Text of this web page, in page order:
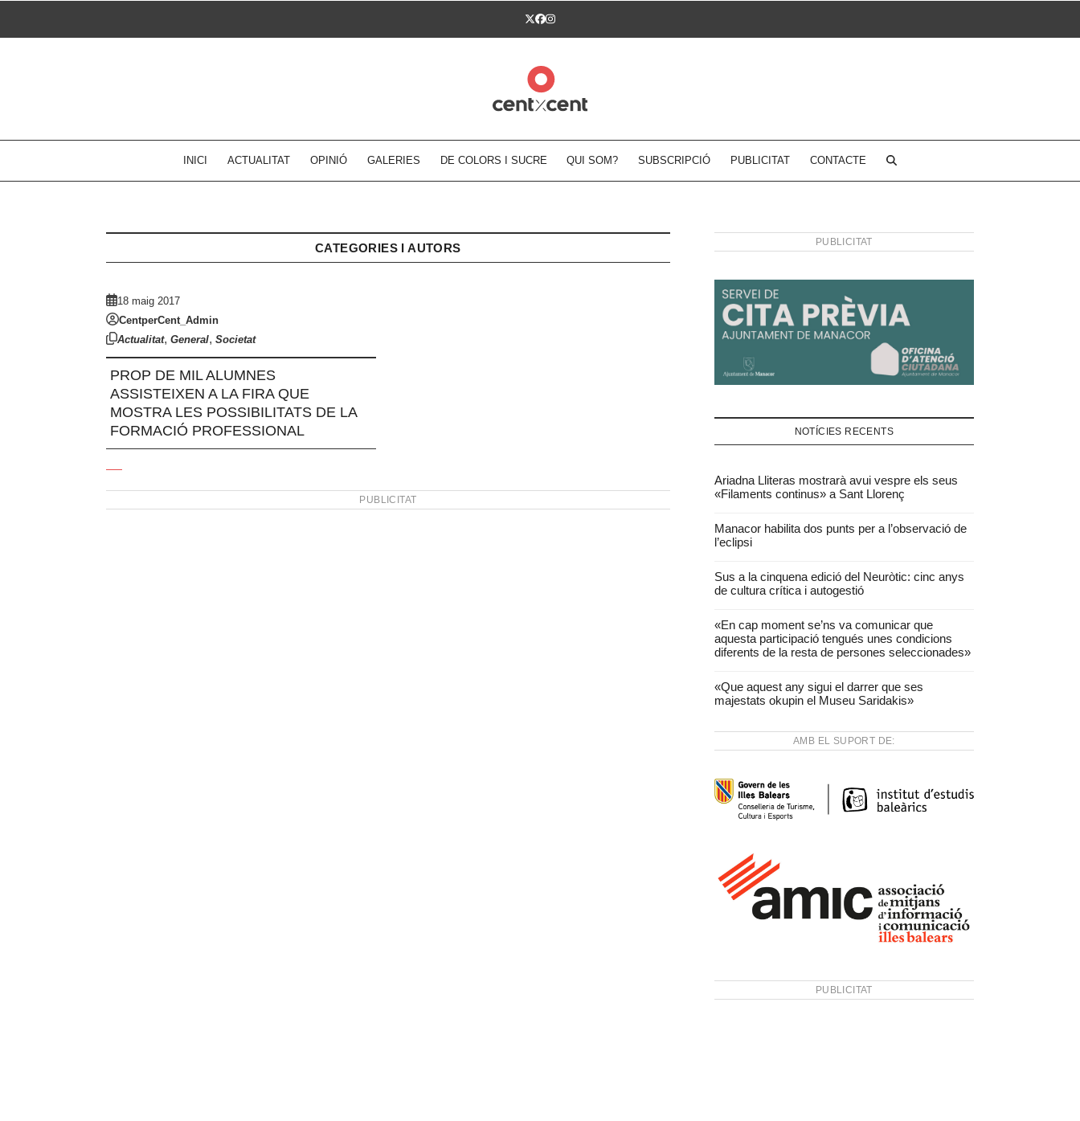
Twitter
Facebook
Instagram
INICI ACTUALITAT OPINIÓ GALERIES DE COLORS I SUCRE QUI SOM? SUBSCRIPCIÓ PUBLICITAT CONTACTE
CATEGORIES I AUTORS
18 maig 2017
CentperCent_Admin
Actualitat, General, Societat
PROP DE MIL ALUMNES
ASSISTEIXEN A LA FIRA QUE
MOSTRA LES POSSIBILITATS DE LA
FORMACIÓ PROFESSIONAL
PUBLICITAT
PUBLICITAT
NOTÍCIES RECENTS
Ariadna Lliteras mostrarà avui vespre els seus
«Filaments continus» a Sant Llorenç
Manacor habilita dos punts per a l’observació de
l’eclipsi
Sus a la cinquena edició del Neuròtic: cinc anys
de cultura crítica i autogestió
«En cap moment se’ns va comunicar que
aquesta participació tengués unes condicions
diferents de la resta de persones seleccionades»
«Que aquest any sigui el darrer que ses
majestats okupin el Museu Saridakis»
AMB EL SUPORT DE:
PUBLICITAT